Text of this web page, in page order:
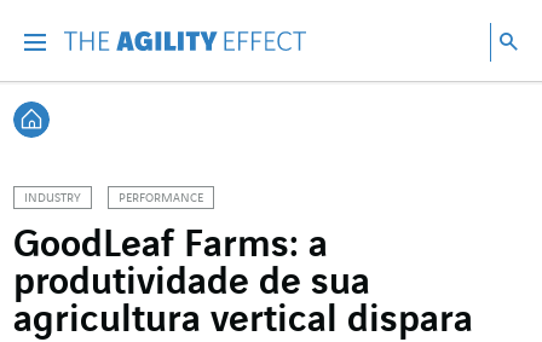
Voltar à página inicial
INDUSTRY PERFORMANCE
GoodLeaf Farms: a
produtividade de sua
agricultura vertical dispara